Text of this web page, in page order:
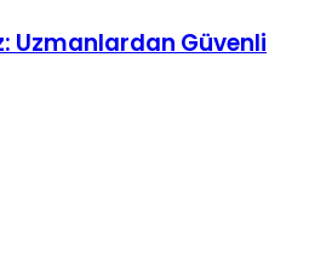
Uzmanlardan Güvenli